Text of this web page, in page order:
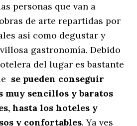
personas que van a
de arte repartidas por
así como degustar y
gastronomía. Debido
del lugar es bastante
se pueden conseguir
muy sencillos y baratos
hasta los hoteles y
y confortables. Ya ves